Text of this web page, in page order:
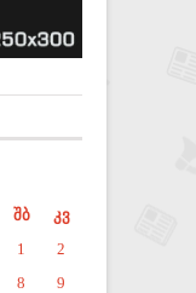
შბ
კვ
1
2
8
9